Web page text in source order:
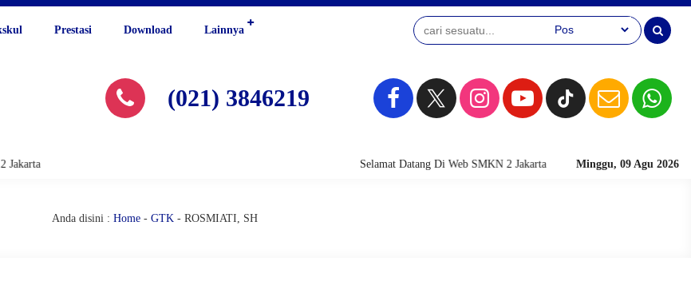
Prestasi Download Lainnya
(021) 3846219
Minggu, 09 Agu 2026
Selamat Datang Di Web SMKN 2 Jakarta
Anda disini : Home - GTK - ROSMIATI, SH